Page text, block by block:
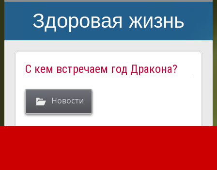
Здоровая жизнь
С кем встречаем год Дракона?
Новости